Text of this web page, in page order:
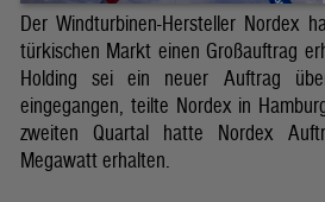
Der Windturbinen-Hersteller Nordex
türkischen Markt einen Großauftrag
Holding sei ein neuer Auftrag
eingegangen, teilte Nordex in
zweiten Quartal hatte Nordex
Megawatt erhalten.